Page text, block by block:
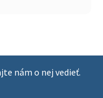
nám o nej vedieť.